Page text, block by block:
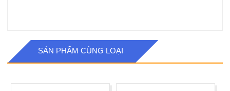
SẢN PHẨM CÙNG LOẠI